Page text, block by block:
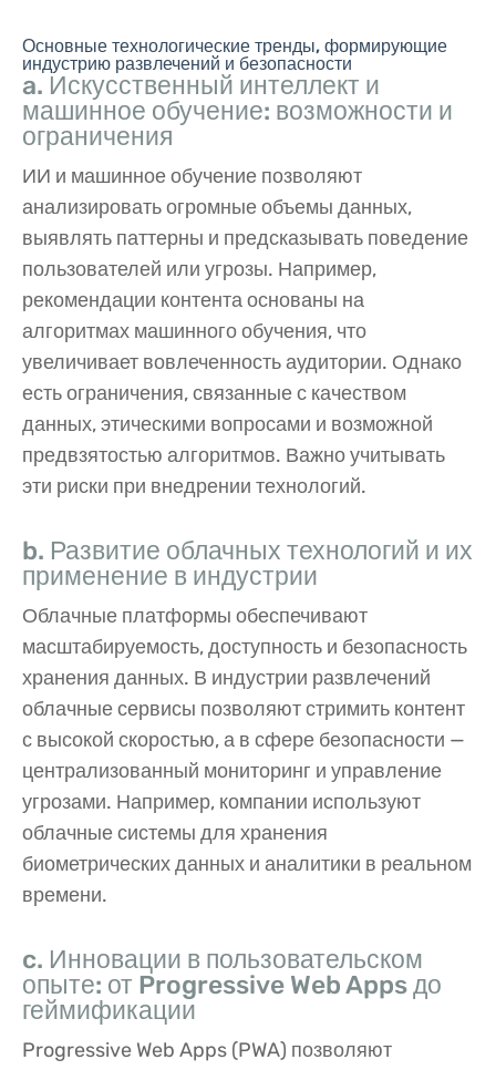
Основные технологические тренды, формирующие
индустрию развлечений и безопасности
a. Искусственный интеллект и
машинное обучение: возможности и
ограничения
ИИ и машинное обучение позволяют
анализировать огромные объемы данных,
выявлять паттерны и предсказывать поведение
пользователей или угрозы. Например,
рекомендации контента основаны на
алгоритмах машинного обучения, что
увеличивает вовлеченность аудитории. Однако
есть ограничения, связанные с качеством
данных, этическими вопросами и возможной
предвзятостью алгоритмов. Важно учитывать
эти риски при внедрении технологий.
b. Развитие облачных технологий и их
применение в индустрии
Облачные платформы обеспечивают
масштабируемость, доступность и безопасность
хранения данных. В индустрии развлечений
облачные сервисы позволяют стримить контент
с высокой скоростью, а в сфере безопасности —
централизованный мониторинг и управление
угрозами. Например, компании используют
облачные системы для хранения
биометрических данных и аналитики в реальном
времени.
c. Инновации в пользовательском
опыте: от Progressive Web Apps до
геймификации
Progressive Web Apps (PWA) позволяют